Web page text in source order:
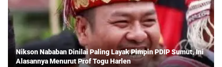
Nikson Nababan Dinilai Paling Layak Pimpin PDIP Sumut, Ini
Alasannya Menurut Prof Togu Harlen